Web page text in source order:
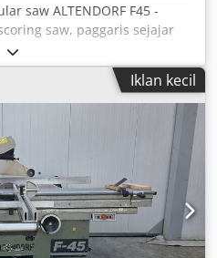
saw ALTENDORF F45 -
saw, paggaris sejajar
tambahan, penyesuaian
kemiringan hidrolik,
indikator kecepatan,
anodized, pelebaran meja
sudut/miring, penutup
rem otomatis, telah diuji
kemiringan: 45°,
potong: 1.300 mm, tinggi
gergaji maksimum: 400
Kecepatan:
Daya motor: 5,5 kW, Berat:
Iklan kecil